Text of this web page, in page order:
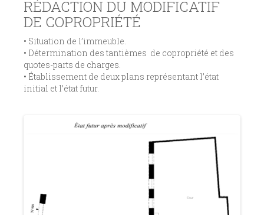
RÉDACTION DU MODIFICATIF
DE COPROPRIÉTÉ
• Situation de l’immeuble.
• Détermination des tantièmes de copropriété et des
quotes-parts de charges.
• Établissement de deux plans représentant l’état
initial et l’état futur.